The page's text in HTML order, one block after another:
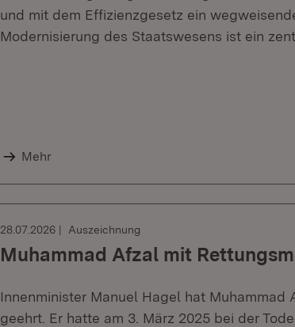
und mit dem Effizienzgesetz ein
Modernisierung des Staatswesens ist ein
Mehr
28.07.2026 Auszeichnung
Muhammad Afzal mit
Innenminister Manuel Hagel hat
geehrt. Er hatte am 3. März 2025 bei der